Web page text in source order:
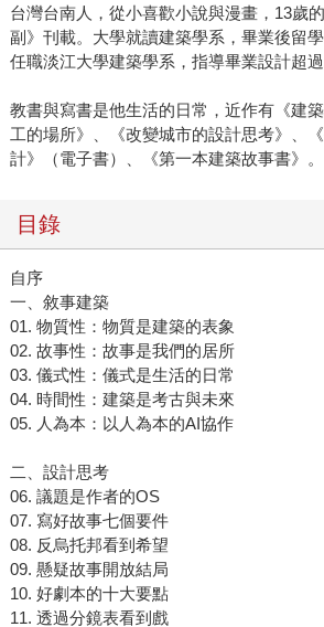
台灣台南人，從小喜歡小說與漫畫，13歲
副》刊載。大學就讀建築學系，畢業後留
任職淡江大學建築學系，指導畢業設計超過
教書與寫書是他生活的日常，近作有《建
工的場所》、《改變城市的設計思考》、
計》（電子書）、《第一本建築故事書》。
目錄
自序
一、敘事建築
01. 物質性：物質是建築的表象
02. 故事性：故事是我們的居所
03. 儀式性：儀式是生活的日常
04. 時間性：建築是考古與未來
05. 人為本：以人為本的AI協作
二、設計思考
06. 議題是作者的OS
07. 寫好故事七個要件
08. 反烏托邦看到希望
09. 懸疑故事開放結局
10. 好劇本的十大要點
11. 透過分鏡表看到戲